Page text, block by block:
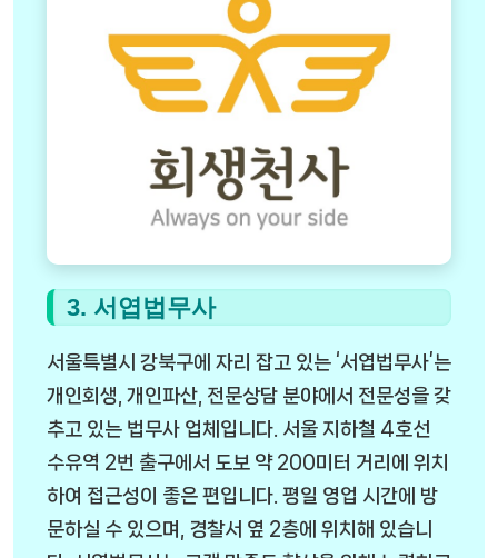
3. 서엽법무사
서울특별시 강북구에 자리 잡고 있는 ‘서엽법무사’는
개인회생, 개인파산, 전문상담 분야에서 전문성을 갖
추고 있는 법무사 업체입니다. 서울 지하철 4호선
수유역 2번 출구에서 도보 약 200미터 거리에 위치
하여 접근성이 좋은 편입니다. 평일 영업 시간에 방
문하실 수 있으며, 경찰서 옆 2층에 위치해 있습니